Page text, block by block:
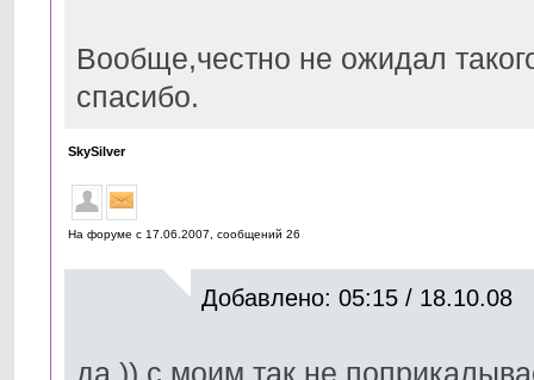
Вообще,честно не ожидал
спасибо.
SkySilver
На форуме с 17.06.2007, cообщений 26
Добавлено: 05:15 / 18.10.08
да )) с моим так не